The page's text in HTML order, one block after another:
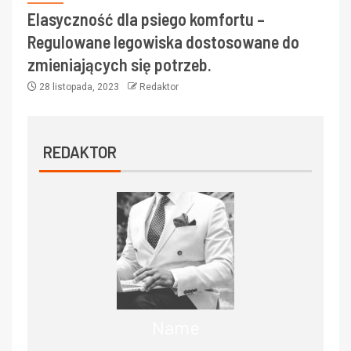
Elasyczność dla psiego komfortu –
Regulowane legowiska dostosowane do
zmieniających się potrzeb.
28 listopada, 2023 Redaktor
REDAKTOR